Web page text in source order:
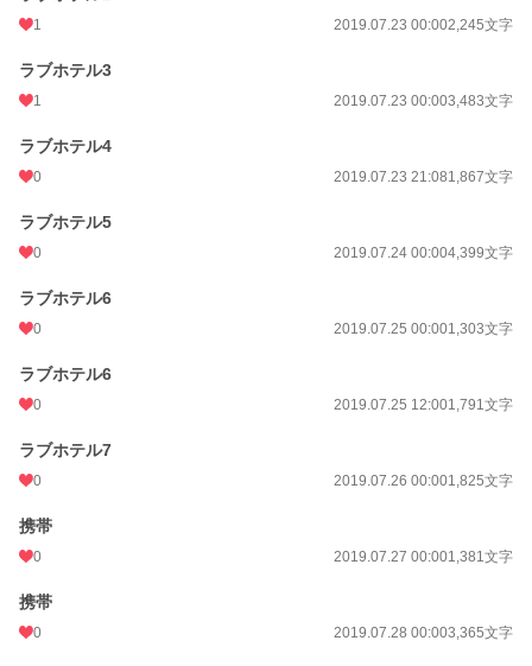
1 2019.07.23 00:002,245文字
ラブホテル3
1 2019.07.23 00:003,483文字
ラブホテル4
0 2019.07.23 21:081,867文字
ラブホテル5
0 2019.07.24 00:004,399文字
ラブホテル6
0 2019.07.25 00:001,303文字
ラブホテル6
0 2019.07.25 12:001,791文字
ラブホテル7
0 2019.07.26 00:001,825文字
携帯
0 2019.07.27 00:001,381文字
携帯
0 2019.07.28 00:003,365文字